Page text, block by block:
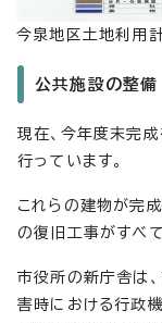
今泉地区土地利用
公共施設の整備
現在、今年度末完
行っています。
これらの建物が完
の復旧工事がすべ
市役所の新庁舎は
害時における行政